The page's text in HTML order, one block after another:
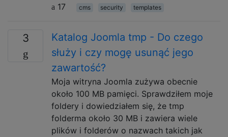
17
cms security templates
3
Katalog Joomla tmp - Do czego
służy i czy mogę usunąć jego
zawartość?
Moja witryna Joomla zużywa obecnie
około 100 MB pamięci. Sprawdziłem moje
foldery i dowiedziałem się, że tmp
folderma około 30 MB i zawiera wiele
plików i folderów o nazwach takich jak